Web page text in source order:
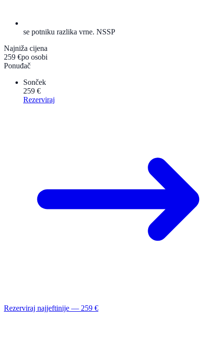
se potniku razlika vrne. NSSP
Najniža cijena
259 €po osobi
Ponuđač
Sonček
259 €
Rezerviraj
Rezerviraj najjeftinije — 259 €